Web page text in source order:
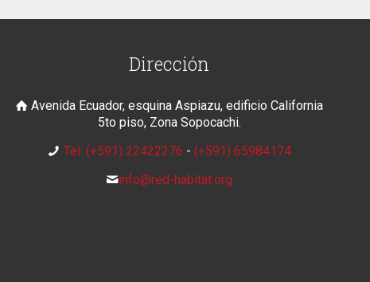
Dirección
Avenida Ecuador, esquina Aspiazu, edificio California
5to piso, Zona Sopocachi.
Tel: (+591) 22422276 - (+591) 65984174
info@red-habitat.org